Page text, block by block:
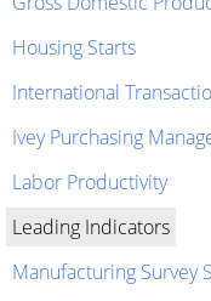
Housing Starts
International
Ivey Purchasing
Labor Productivity
Leading Indicators
Manufacturing Survey